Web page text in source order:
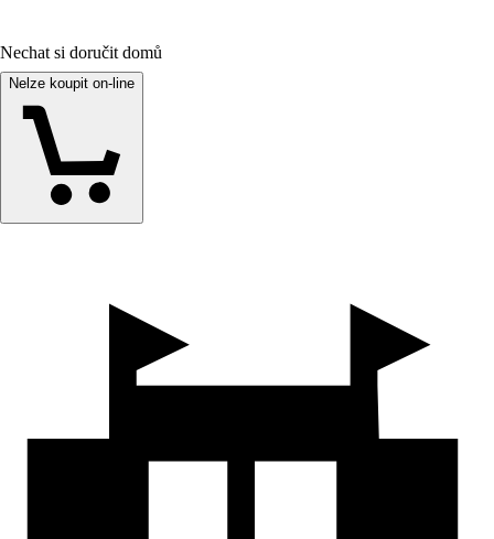
Nechat si doručit domů
Nelze koupit on-line